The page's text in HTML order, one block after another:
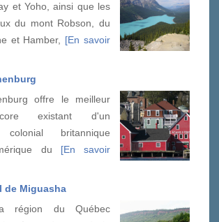
et Yoho, ainsi que les
du mont Robson, du
et Hamber, [En savoir
offre le meilleur
existant d'un
colonial britannique
du [En savoir
de Miguasha
région du Québec